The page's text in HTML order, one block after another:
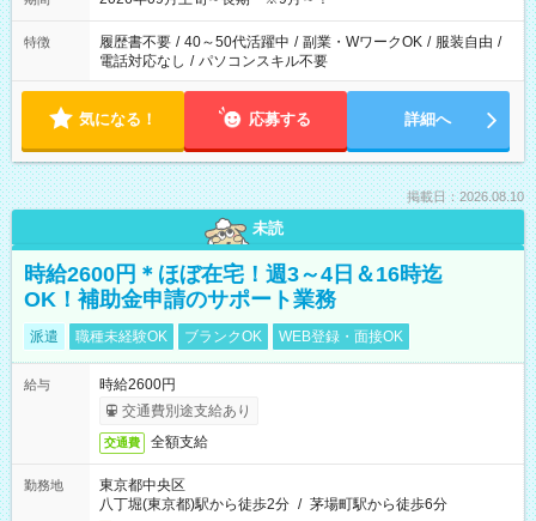
特徴 履歴書不要 / 40～50代活躍中 / 副業・WワークOK / 服装自由 /
電話対応なし / パソコンスキル不要
気になる！ 応募する 詳細へ
掲載日：2026.08.10
未読
時給2600円＊ほぼ在宅！週3～4日＆16時迄
OK！補助金申請のサポート業務
派遣 職種未経験OK ブランクOK WEB登録・面接OK
給与
時給2600円
交通費別途支給あり
交通費 全額支給
勤務地
東京都中央区
八丁堀(東京都)駅から徒歩2分 / 茅場町駅から徒歩6分